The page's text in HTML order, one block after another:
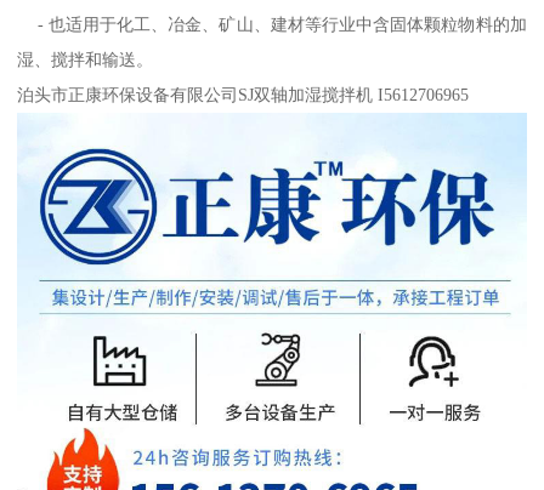
- 也适用于化工、冶金、矿山、建材等行业中含固体颗粒物料的加
湿、搅拌和输送。
泊头市正康环保设备有限公司SJ双轴加湿搅拌机 I5612706965